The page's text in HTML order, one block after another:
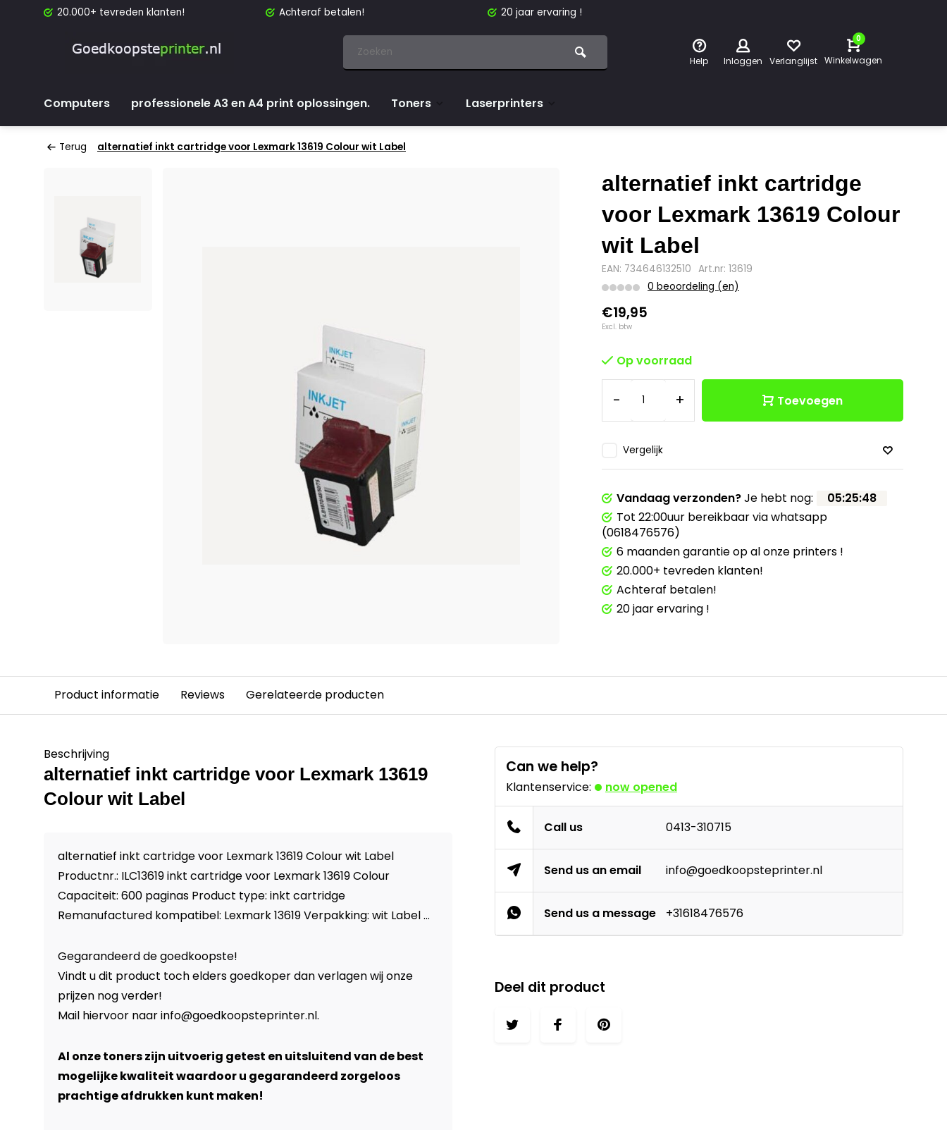
20.000+ tevreden klanten! Achteraf betalen! 20 jaar ervaring !
Help Inloggen Verlanglijst
0
Winkelwagen
Computers professionele A3 en A4 print oplossingen. Toners Laserprinters
Terug alternatief inkt cartridge voor Lexmark 13619 Colour wit Label
alternatief inkt cartridge
voor Lexmark 13619 Colour
wit Label
EAN: 734646132510 Art.nr: 13619
0 beoordeling (en)
€19,95
Excl. btw
Op voorraad
- + Toevoegen
Vergelijk
Vandaag verzonden?Je hebt nog: 05:25:47
Tot 22:00uur bereikbaar via whatsapp
(0618476576)
6 maanden garantie op al onze printers !
20.000+ tevreden klanten!
Achteraf betalen!
20 jaar ervaring !
Product informatie Reviews Gerelateerde producten
Beschrijving
alternatief inkt cartridge voor Lexmark 13619
Colour wit Label
alternatief inkt cartridge voor Lexmark 13619 Colour wit Label
Productnr.: ILC13619 inkt cartridge voor Lexmark 13619 Colour
Capaciteit: 600 paginas Product type: inkt cartridge
Remanufactured kompatibel: Lexmark 13619 Verpakking: wit Label ...
Gegarandeerd de goedkoopste!
Vindt u dit product toch elders goedkoper dan verlagen wij onze
prijzen nog verder!
Mail hiervoor naarinfo@goedkoopsteprinter.nl.
Al onze toners zijn uitvoerig getest en uitsluitend van de best
mogelijke kwaliteit waardoor u gegarandeerd zorgeloos
prachtige afdrukken kunt maken!
Can we help?
Klantenservice: now opened
Call us 0413-310715
Send us an email info@goedkoopsteprinter.nl
Send us a message +31618476576
Deel dit product